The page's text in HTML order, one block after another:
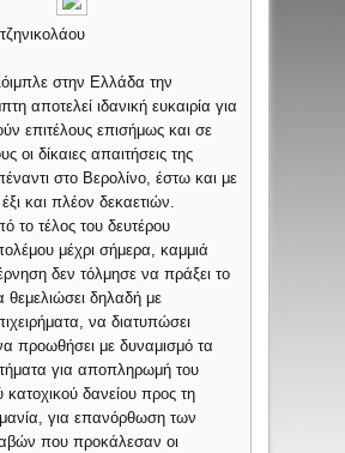
στην Ελλάδα την
αποτελεί ιδανική ευκαιρία για
επιτέλους επισήμως και σε
οι δίκαιες απαιτήσεις της
στο Βερολίνο, έστω και με
και πλέον δεκαετιών.
το τέλος του δευτέρου
μέχρι σήμερα, καμμιά
δεν τόλμησε να πράξει το
θεμελιώσει δηλαδή με
να διατυπώσει
προωθήσει με δυναμισμό τα
για αποπληρωμή του
κατοχικού δανείου προς τη
για επανόρθωση των
που προκάλεσαν οι